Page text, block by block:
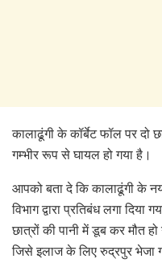
कालाढूंगी के कॉर्बेट फॉल पर दो
गम्भीर रूप से घायल हो गया है।
आपको बता दे कि कालाढूंगी के
विभाग द्वारा प्रतिबंध लगा
छात्रों की पानी में डूब कर मौत
जिसे इलाज के लिए रुद्रपुर भेजा